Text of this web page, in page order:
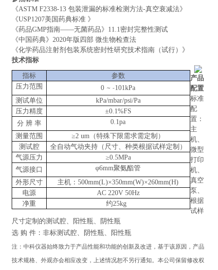
《ASTM F2338-13 包装泄漏的标准检测方法-真空衰减法》
《USP1207美国药典标准 》
《药品GMP指南——无菌药品》11.1密封完整性测试
《中国药典》2020年版四部 微生物检查法
《化学药品注射剂包装系统密封性研究技术指南（试行）》
技术指标
指标
参数
压力范围
0 ~ -101kPa
测试单位
kPa/mbar/psi/Pa
压力精度
±0.1%FS
分 辨 率
0.1pa
测量范围
≥2 um（特殊下限需求需定制）
测试腔
全自动气动夹持（尺寸、种类根据试样定制）
气源压力
≥0.5MPa
气源接口
φ6mm聚氨酯管
外形尺寸
主机：500mm(L)×350mm(W)×260mm(H)
电源
AC 220V 50Hz
净重
约25kg
产品
配置
标准
配
置：
主
机、
微型
打印
机、
真空
泵、
根据
试样
尺寸定制的测试腔、阳性瓶、阴性瓶
选 购 件：非标测试腔、阴性瓶、阳性瓶
注：中科仪器始终致力于产品性能和功能的创新及改进，基于该原因，产品
技术规格、外观亦会相应改变，上述情况恕不另行通知。本公司保留修改权